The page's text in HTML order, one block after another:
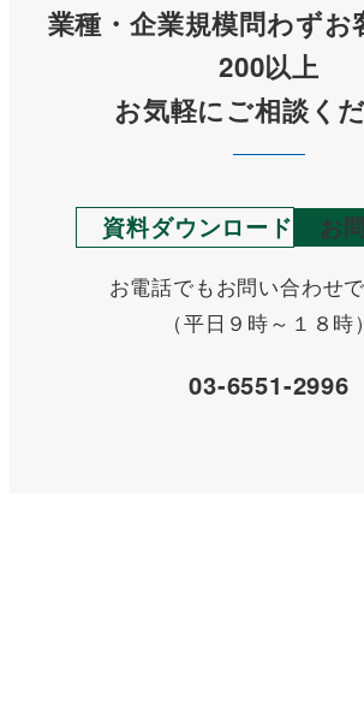
業種・企業規模問わずお
200以上
お気軽にご相談く
資料ダウンロード お
お電話でもお問い合わせ
（平日９時～１８時）
03-6551-2996